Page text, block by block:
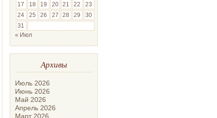
17
18 19 20 21 22
23
24
25 26 27 28 29
30
31
« Июл
Архивы
Июль 2026
Июнь 2026
Май 2026
Апрель 2026
Март 2026